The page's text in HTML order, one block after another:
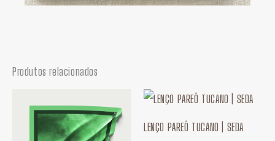
Produtos relacionados
LENÇO PAREÔ TUCANO | SEDA